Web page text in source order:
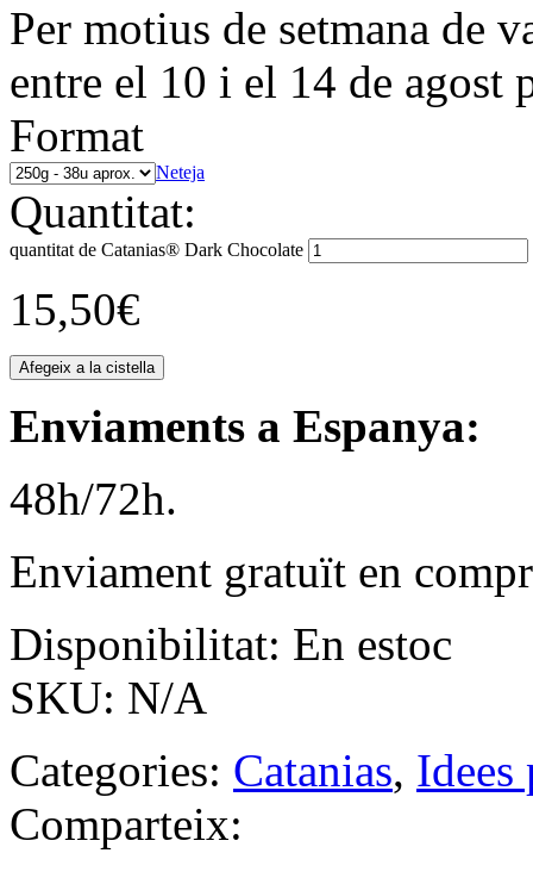
Per motius de setmana de
entre el 10 i el 14 de agost
Format
Neteja
Quantitat:
quantitat de Catanias® Dark Chocolate
15,50€
Afegeix a la cistella
Enviaments a Espanya:
48h/72h.
Enviament gratuït en
Disponibilitat: En estoc
SKU: N/A
Categories: Catanias, Idees
Comparteix: